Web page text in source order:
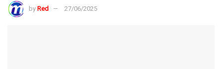
by Red 27/06/2025